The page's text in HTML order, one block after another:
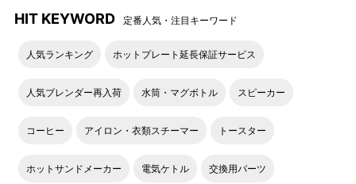
HIT KEYWORD 定番人気・注目キーワード
人気ランキング ホットプレート延長保証サービス
人気ブレンダー再入荷 水筒・マグボトル スピーカー
コーヒー アイロン・衣類スチーマー トースター
ホットサンドメーカー 電気ケトル 交換用パーツ